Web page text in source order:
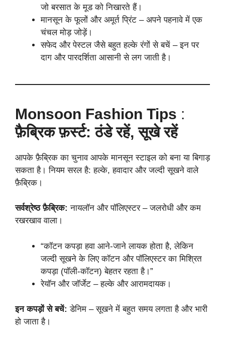
जो बरसात के मूड को निखारते हैं।
मानसून के फूलों और अमूर्त प्रिंट – अपने पहनावे में एक
चंचल मोड़ जोड़ें।
सफेद और पेस्टल जैसे बहुत हल्के रंगों से बचें – इन पर
दाग और पारदर्शिता आसानी से लग जाती है।
Monsoon Fashion Tips :
फ़ैब्रिक फ़र्स्ट: ठंडे रहें, सूखे रहें
आपके फ़ैब्रिक का चुनाव आपके मानसून स्टाइल को बना या बिगाड़
सकता है। नियम सरल है: हल्के, हवादार और जल्दी सूखने वाले
फ़ैब्रिक।
सर्वश्रेष्ठ फ़ैब्रिक:नायलॉन और पॉलिएस्टर – जलरोधी और कम
रखरखाव वाला।
“कॉटन कपड़ा हवा आने-जाने लायक होता है, लेकिन
जल्दी सूखने के लिए कॉटन और पॉलिएस्टर का मिश्रित
कपड़ा (पॉली-कॉटन) बेहतर रहता है।”
रेयॉन और जॉर्जेट – हल्के और आरामदायक।
इन कपड़ों से बचें:डेनिम – सूखने में बहुत समय लगता है और भारी
हो जाता है।